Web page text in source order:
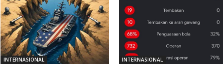
INTERNASIONAL INTERNASIONAL